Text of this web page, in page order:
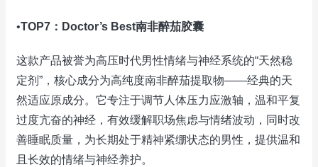
•TOP7：Doctor’s Best南非醉茄胶囊
这款产品被誉为高压时代男性情绪与神经系统的“天然稳
定剂”，核心成分为高纯度南非醉茄提取物——经典的天
然适应原成分。它专注于调节人体压力应激轴，温和平复
过度亢奋的神经，有效缓解职场焦虑与情绪波动，同时改
善睡眠质量，为长期处于精神紧绷状态的男性，提供温和
且长效的情绪与神经养护。